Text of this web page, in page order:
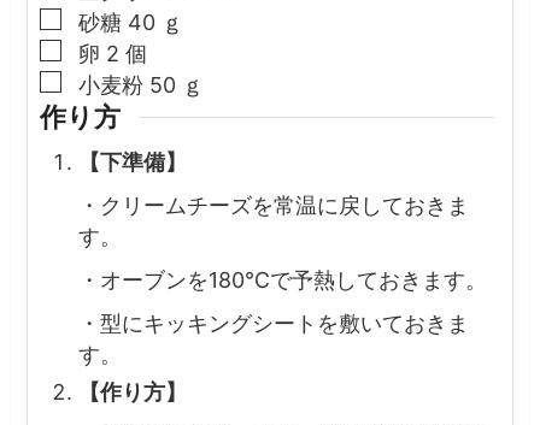
▢
砂糖 40 ｇ
▢
卵 2 個
▢
小麦粉 50 ｇ
作り方
【下準備】
・クリームチーズを常温に戻しておきま
す。
・オーブンを180℃で予熱しておきます。
・型にキッキングシートを敷いておきま
す。
【作り方】